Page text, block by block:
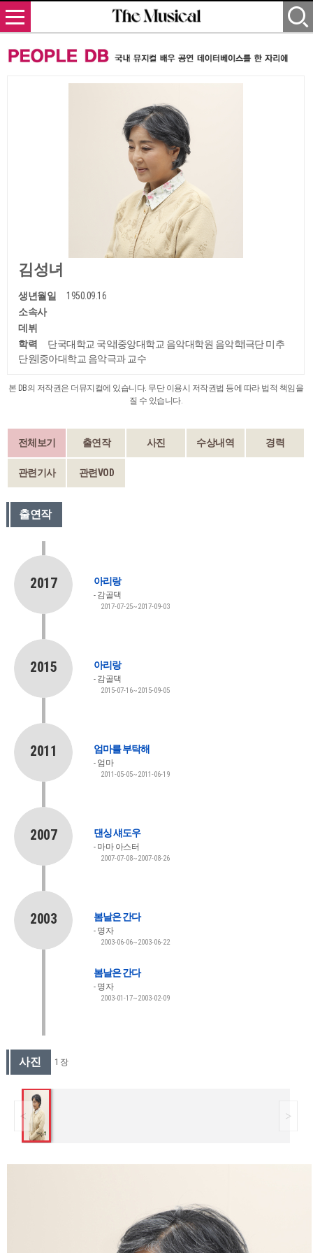
김성녀
생년월일
1950.09.16
소속사
데뷔
학력
단국대학교 국악|중앙대학교 음악대학원 음악학|극단 미추
단원|중아대학교 음악극과 교수
본 DB의 저작권은 더뮤지컬에 있습니다. 무단 이용시 저작권법 등에 따라 법적 책임을
질 수 있습니다.
전체보기 출연작 사진 수상내역 경력
관련기사 관련VOD
출연작
2017 아리랑
감골댁
2017-07-25~2017-09-03
2015 아리랑
감골댁
2015-07-16~2015-09-05
2011 엄마를 부탁해
엄마
2011-05-05~2011-06-19
2007 댄싱 섀도우
마마 아스터
2007-07-08~2007-08-26
2003 봄날은 간다
명자
2003-06-06~2003-06-22
봄날은 간다
명자
2003-01-17~2003-02-09
사진 1 장